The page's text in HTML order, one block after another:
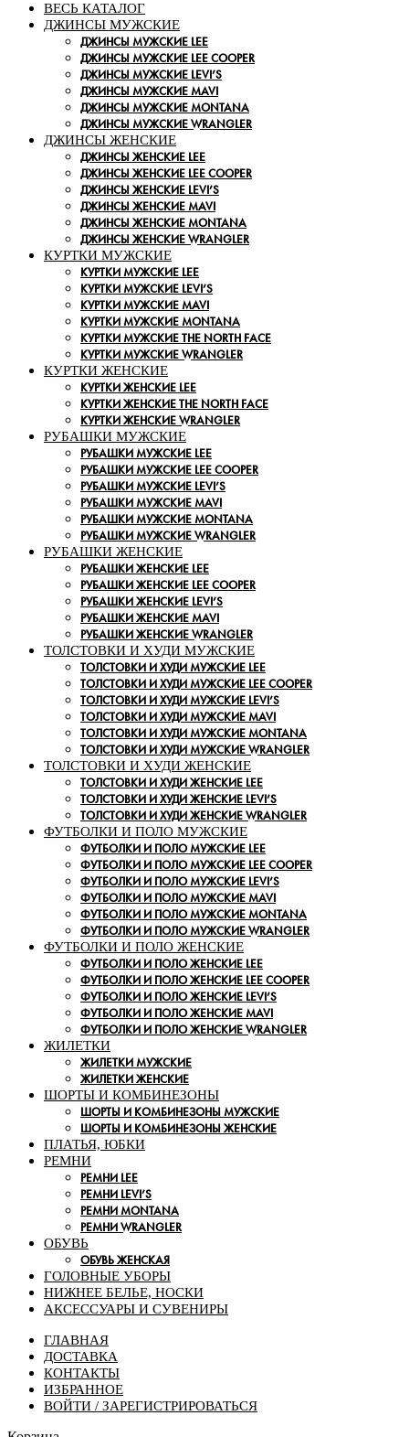
ВЕСЬ КАТАЛОГ
ДЖИНСЫ МУЖСКИЕ
ДЖИНСЫ МУЖСКИЕ LEE
ДЖИНСЫ МУЖСКИЕ LEE COOPER
ДЖИНСЫ МУЖСКИЕ LEVI’S
ДЖИНСЫ МУЖСКИЕ MAVI
ДЖИНСЫ МУЖСКИЕ MONTANA
ДЖИНСЫ МУЖСКИЕ WRANGLER
ДЖИНСЫ ЖЕНСКИЕ
ДЖИНСЫ ЖЕНСКИЕ LEE
ДЖИНСЫ ЖЕНСКИЕ LEE COOPER
ДЖИНСЫ ЖЕНСКИЕ LEVI’S
ДЖИНСЫ ЖЕНСКИЕ MAVI
ДЖИНСЫ ЖЕНСКИЕ MONTANA
ДЖИНСЫ ЖЕНСКИЕ WRANGLER
КУРТКИ МУЖСКИЕ
КУРТКИ МУЖСКИЕ LEE
КУРТКИ МУЖСКИЕ LEVI’S
КУРТКИ МУЖСКИЕ MAVI
КУРТКИ МУЖСКИЕ MONTANA
КУРТКИ МУЖСКИЕ THE NORTH FACE
КУРТКИ МУЖСКИЕ WRANGLER
КУРТКИ ЖЕНСКИЕ
КУРТКИ ЖЕНСКИЕ LEE
КУРТКИ ЖЕНСКИЕ THE NORTH FACE
КУРТКИ ЖЕНСКИЕ WRANGLER
РУБАШКИ МУЖСКИЕ
РУБАШКИ МУЖСКИЕ LEE
РУБАШКИ МУЖСКИЕ LEE COOPER
РУБАШКИ МУЖСКИЕ LEVI’S
РУБАШКИ МУЖСКИЕ MAVI
РУБАШКИ МУЖСКИЕ MONTANA
РУБАШКИ МУЖСКИЕ WRANGLER
РУБАШКИ ЖЕНСКИЕ
РУБАШКИ ЖЕНСКИЕ LEE
РУБАШКИ ЖЕНСКИЕ LEE COOPER
РУБАШКИ ЖЕНСКИЕ LEVI’S
РУБАШКИ ЖЕНСКИЕ MAVI
РУБАШКИ ЖЕНСКИЕ WRANGLER
ТОЛСТОВКИ И ХУДИ МУЖСКИЕ
ТОЛСТОВКИ И ХУДИ МУЖСКИЕ LEE
ТОЛСТОВКИ И ХУДИ МУЖСКИЕ LEE COOPER
ТОЛСТОВКИ И ХУДИ МУЖСКИЕ LEVI’S
ТОЛСТОВКИ И ХУДИ МУЖСКИЕ MAVI
ТОЛСТОВКИ И ХУДИ МУЖСКИЕ MONTANA
ТОЛСТОВКИ И ХУДИ МУЖСКИЕ WRANGLER
ТОЛСТОВКИ И ХУДИ ЖЕНСКИЕ
ТОЛСТОВКИ И ХУДИ ЖЕНСКИЕ LEE
ТОЛСТОВКИ И ХУДИ ЖЕНСКИЕ LEVI’S
ТОЛСТОВКИ И ХУДИ ЖЕНСКИЕ WRANGLER
ФУТБОЛКИ И ПОЛО МУЖСКИЕ
ФУТБОЛКИ И ПОЛО МУЖСКИЕ LEE
ФУТБОЛКИ И ПОЛО МУЖСКИЕ LEE COOPER
ФУТБОЛКИ И ПОЛО МУЖСКИЕ LEVI’S
ФУТБОЛКИ И ПОЛО МУЖСКИЕ MAVI
ФУТБОЛКИ И ПОЛО МУЖСКИЕ MONTANA
ФУТБОЛКИ И ПОЛО МУЖСКИЕ WRANGLER
ФУТБОЛКИ И ПОЛО ЖЕНСКИЕ
ФУТБОЛКИ И ПОЛО ЖЕНСКИЕ LEE
ФУТБОЛКИ И ПОЛО ЖЕНСКИЕ LEE COOPER
ФУТБОЛКИ И ПОЛО ЖЕНСКИЕ LEVI’S
ФУТБОЛКИ И ПОЛО ЖЕНСКИЕ MAVI
ФУТБОЛКИ И ПОЛО ЖЕНСКИЕ WRANGLER
ЖИЛЕТКИ
ЖИЛЕТКИ МУЖСКИЕ
ЖИЛЕТКИ ЖЕНСКИЕ
ШОРТЫ И КОМБИНЕЗОНЫ
ШОРТЫ И КОМБИНЕЗОНЫ МУЖСКИЕ
ШОРТЫ И КОМБИНЕЗОНЫ ЖЕНСКИЕ
ПЛАТЬЯ, ЮБКИ
РЕМНИ
РЕМНИ LEE
РЕМНИ LEVI’S
РЕМНИ MONTANA
РЕМНИ WRANGLER
ОБУВЬ
ОБУВЬ ЖЕНСКАЯ
ГОЛОВНЫЕ УБОРЫ
НИЖНЕЕ БЕЛЬЕ, НОСКИ
АКСЕССУАРЫ И СУВЕНИРЫ
ГЛАВНАЯ
ДОСТАВКА
КОНТАКТЫ
ИЗБРАННОЕ
ВОЙТИ / ЗАРЕГИСТРИРОВАТЬСЯ